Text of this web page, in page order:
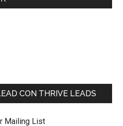
CON THRIVE LEADS